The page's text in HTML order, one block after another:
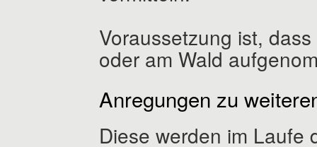
Voraussetzung ist,
oder am Wald
Anregungen zu
Diese werden im Laufe